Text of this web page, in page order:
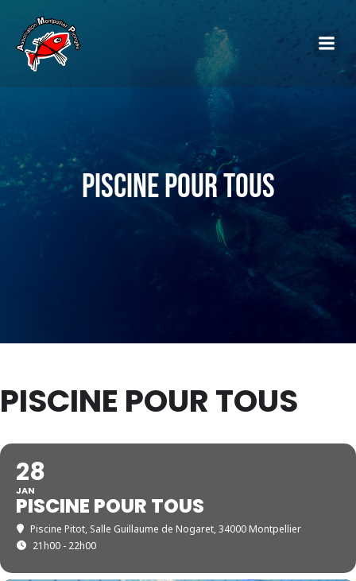
Piscine pour tous
PISCINE POUR TOUS
28
JAN
PISCINE POUR TOUS
Piscine Pitot, Salle Guillaume de Nogaret, 34000 Montpellier
21h00 - 22h00